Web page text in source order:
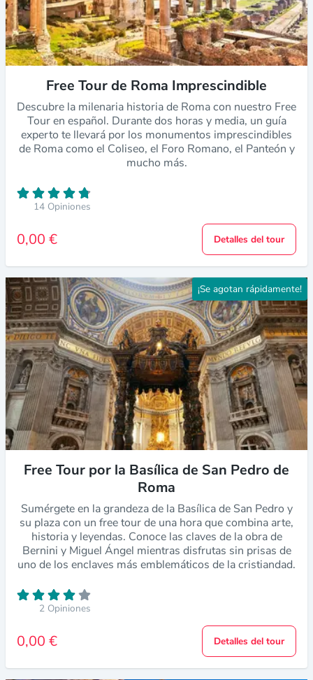
Free Tour de Roma Imprescindible
Descubre la milenaria historia de Roma con nuestro Free
Tour en español. Durante dos horas y media, un guía
experto te llevará por los monumentos imprescindibles
de Roma como el Coliseo, el Foro Romano, el Panteón y
mucho más.
14 Opiniones
0,00 € Detalles del tour
¡Se agotan rápidamente!
Free Tour por la Basílica de San Pedro de
Roma
Sumérgete en la grandeza de la Basílica de San Pedro y
su plaza con un free tour de una hora que combina arte,
historia y leyendas. Conoce las claves de la obra de
Bernini y Miguel Ángel mientras disfrutas sin prisas de
uno de los enclaves más emblemáticos de la cristiandad.
2 Opiniones
0,00 € Detalles del tour